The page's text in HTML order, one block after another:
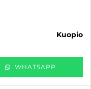
kuopio
WHATSAPP